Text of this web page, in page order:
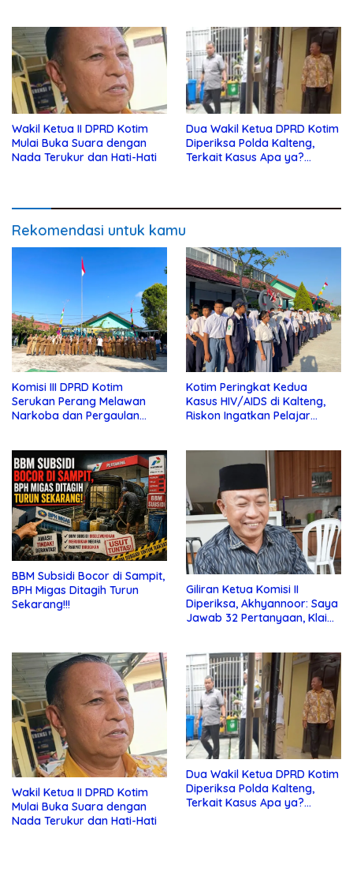
Wakil Ketua II DPRD Kotim
Mulai Buka Suara dengan
Nada Terukur dan Hati-Hati
Dua Wakil Ketua DPRD Kotim
Diperiksa Polda Kalteng,
Terkait Kasus Apa ya?…
Rekomendasi untuk kamu
Komisi III DPRD Kotim
Serukan Perang Melawan
Narkoba dan Pergaulan
Kotim Peringkat Kedua
Kasus HIV/AIDS di Kalteng,
Riskon Ingatkan Pelajar
BBM Subsidi Bocor di Sampit,
BPH Migas Ditagih Turun
Sekarang!!!
Giliran Ketua Komisi II
Diperiksa, Akhyannoor: Saya
Jawab 32 Pertanyaan, Klaim
Wakil Ketua II DPRD Kotim
Mulai Buka Suara dengan
Nada Terukur dan Hati-Hati
Dua Wakil Ketua DPRD Kotim
Diperiksa Polda Kalteng,
Terkait Kasus Apa ya?…